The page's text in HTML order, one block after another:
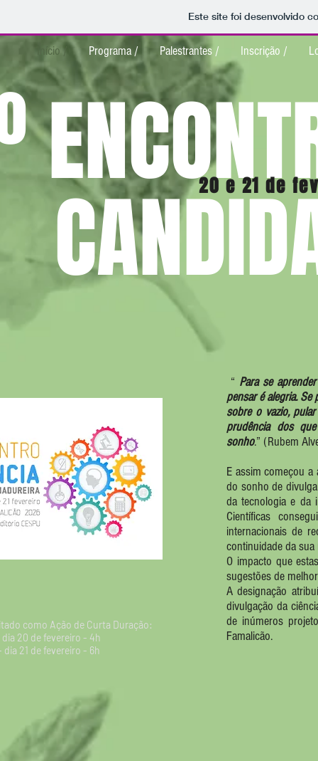
Este site foi desenvolvido
Início / Programa / Palestrantes / Inscrição /
20 e 21 de
como Ação de Curta Duração:
dia 20 de fevereiro - 4h
dia 21 de fevereiro - 6h
“ Para se
pensar é alegria.
sobre o vazio,
prudência dos
sonho.” (Rubem
E assim começou a
do sonho de
da tecnologia e da
Científicas
internacionais de
continuidade da
O impacto que
sugestões de
A designação
divulgação da
de inúmeros
Famalicão.